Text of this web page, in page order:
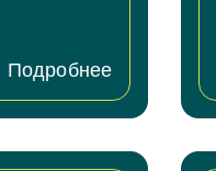
Подробнее